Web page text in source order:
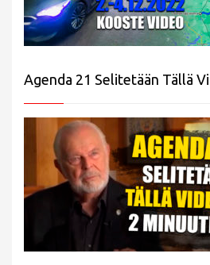
Agenda 21 Selitetään Tällä